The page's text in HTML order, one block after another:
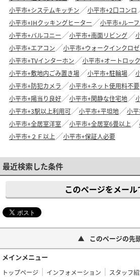
小平市+システムキッチン
小平市+2口コンロ
小平市+IHクッキングヒーター
小平市+ルー
小平市+バルコニー
小平市+南面リビング
小平市+エアコン
小平市+ウォークインクロ
小平市+TVインターホン
小平市+オートロック
小平市+敷地内ごみ置き場
小平市+駐輪場
小平市+防犯カメラ
小平市+ネット使用料不要
小平市+陽当り良好
小平市+閑静な住宅地
小平市+3駅以上利用可
小平市+平坦地
小
小平市+全居室洋室
小平市+全居室6畳以上
小平市+２Ｆ以上
小平市+保証人必要
最近検索した条件
このページをメール
このページの先
メインメニュー
トップページ インフォメーション スタッフ